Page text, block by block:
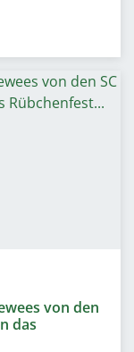
von den
das